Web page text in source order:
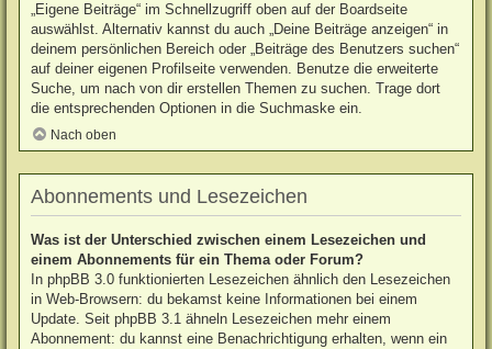
„Eigene Beiträge“ im Schnellzugriff oben auf der Boardseite
auswählst. Alternativ kannst du auch „Deine Beiträge anzeigen“ in
deinem persönlichen Bereich oder „Beiträge des Benutzers suchen“
auf deiner eigenen Profilseite verwenden. Benutze die erweiterte
Suche, um nach von dir erstellen Themen zu suchen. Trage dort
die entsprechenden Optionen in die Suchmaske ein.
Nach oben
Abonnements und Lesezeichen
Was ist der Unterschied zwischen einem Lesezeichen und
einem Abonnements für ein Thema oder Forum?
In phpBB 3.0 funktionierten Lesezeichen ähnlich den Lesezeichen
in Web-Browsern: du bekamst keine Informationen bei einem
Update. Seit phpBB 3.1 ähneln Lesezeichen mehr einem
Abonnement: du kannst eine Benachrichtigung erhalten, wenn ein